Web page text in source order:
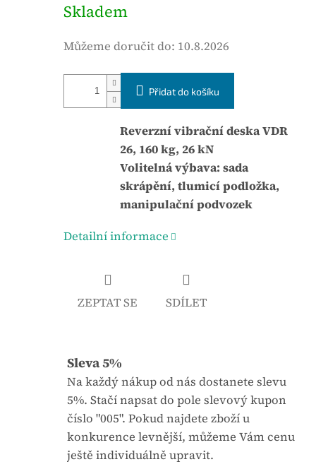
u
t
e
v
k
ě
á
e
Skladem
Můžeme doručit do: 10.8.2026
Přidat do košíku
Reverzní vibrační deska VDR
26, 160 kg, 26 kN
Volitelná výbava: sada
skrápění, tlumicí podložka,
manipulační podvozek
Detailní informace
ZEPTAT SE SDÍLET
Sleva 5%
Na každý nákup od nás dostanete slevu
5%. Stačí napsat do pole slevový kupon
číslo "005". Pokud najdete zboží u
konkurence levnější, můžeme Vám cenu
ještě individuálně upravit.